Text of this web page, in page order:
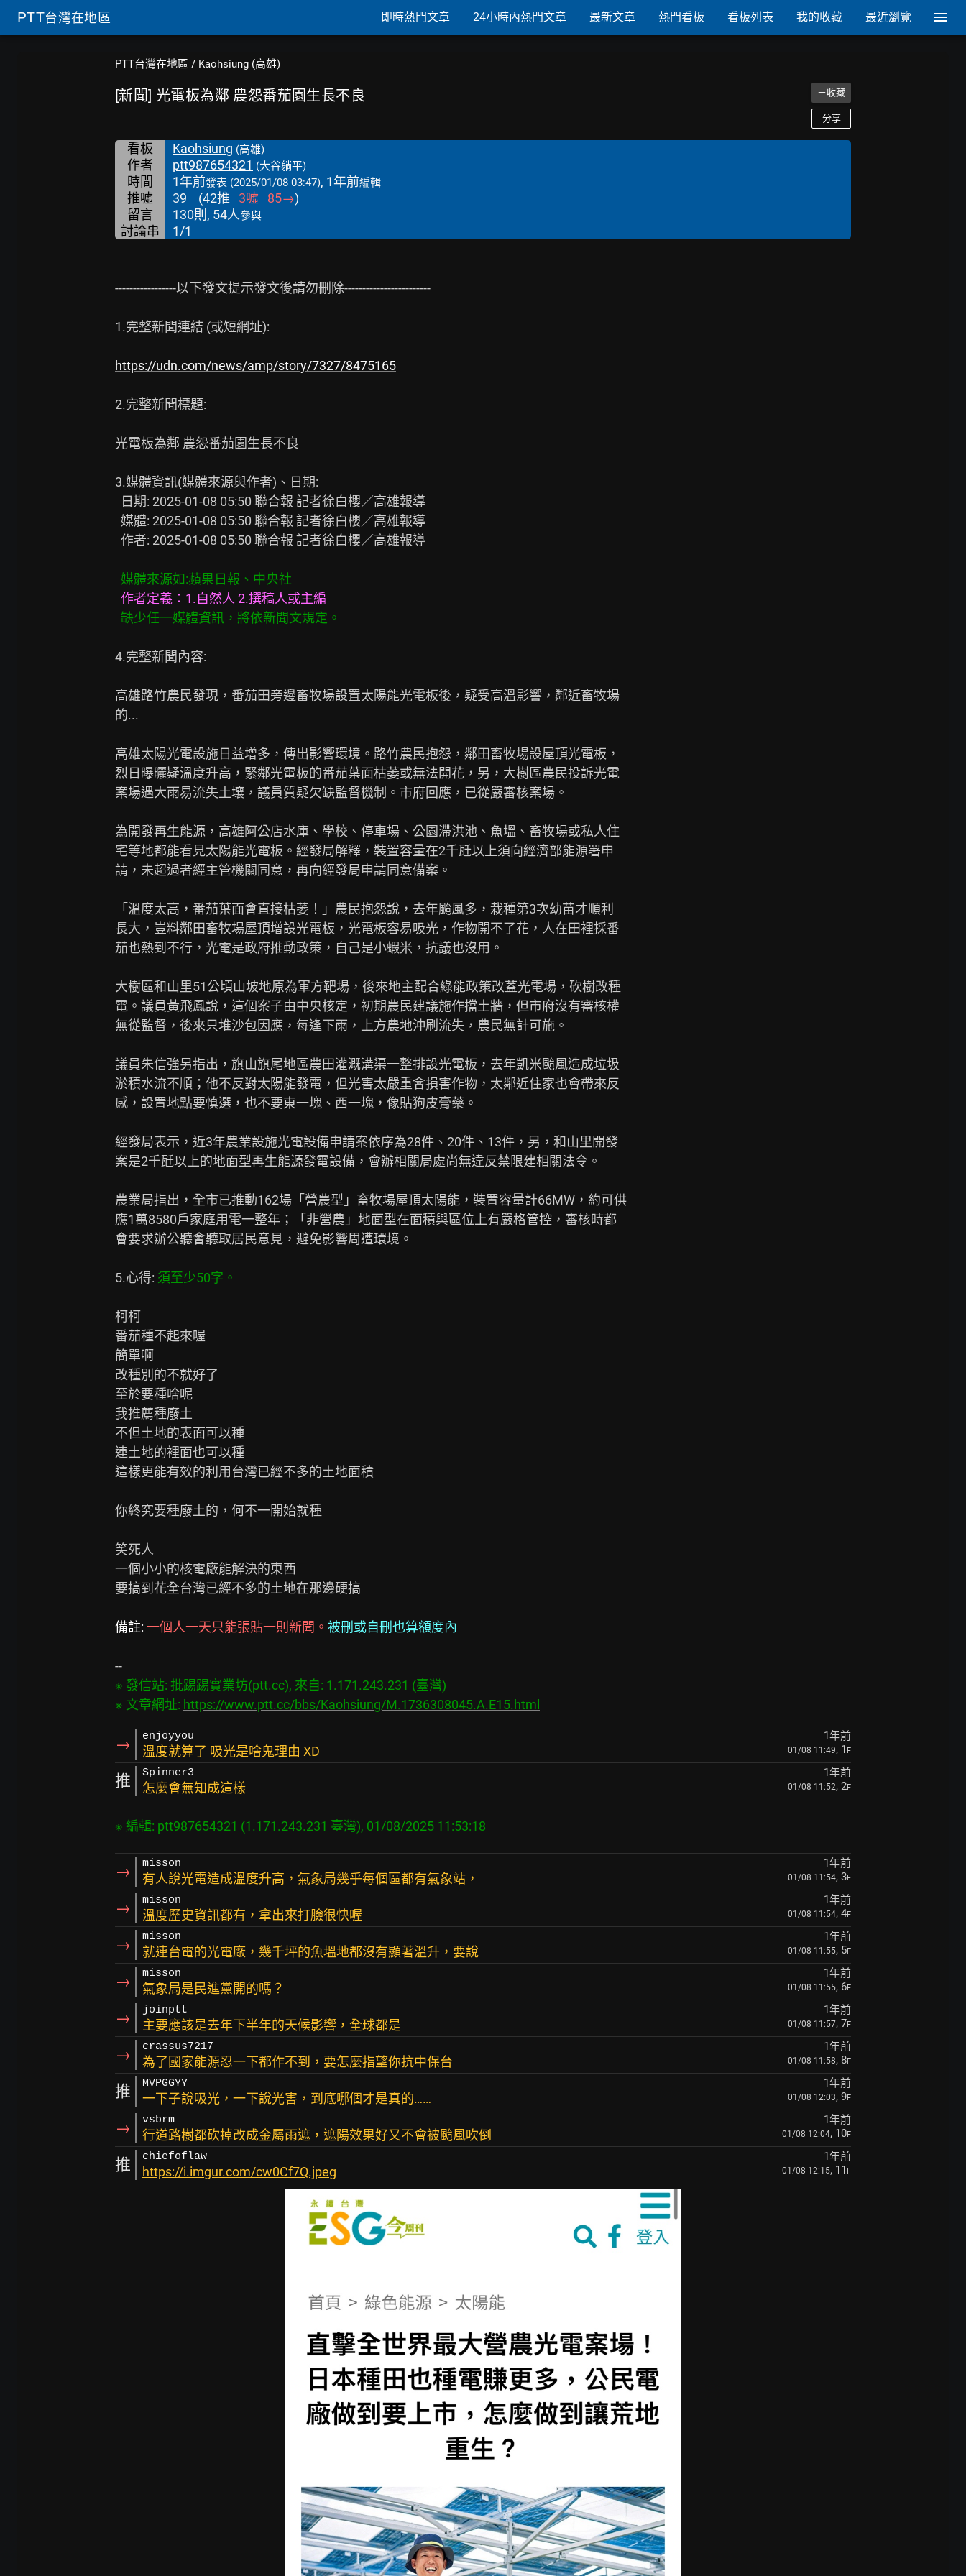
PTT台灣在地區 即時熱門文章 24小時內熱門文章 最新文章 熱門看板 看板列表 我的收藏 最近瀏覽
PTT台灣在地區 / Kaohsiung (高雄)
[新聞] 光電板為鄰 農怨番茄園生長不良 ＋收藏
分享
看板 Kaohsiung (高雄)
作者 ptt987654321 (大谷躺平)
時間 1年前發表 (2025/01/08 03:47), 1年前編輯
推噓 39 (42推 3噓 85→)
留言
130則, 54人參與
討論串 1/1
-----------------以下發文提示發文後請勿刪除------------------------
1.完整新聞連結 (或短網址):
https://udn.com/news/amp/story/7327/8475165
2.完整新聞標題:
光電板為鄰 農怨番茄園生長不良
3.媒體資訊(媒體來源與作者)、日期:
媒體來源如:蘋果日報、中央社
作者定義：1.自然人 2.撰稿人或主編
缺少任一媒體資訊，將依新聞文規定。
4.完整新聞內容:
高雄路竹農民發現，番茄田旁邊畜牧場設置太陽能光電板後，疑受高溫影響，鄰近畜牧場
的...
高雄太陽光電設施日益增多，傳出影響環境。路竹農民抱怨，鄰田畜牧場設屋頂光電板，
烈日曝曬疑溫度升高，緊鄰光電板的番茄葉面枯萎或無法開花，另，大樹區農民投訴光電
案場遇大雨易流失土壤，議員質疑欠缺監督機制。市府回應，已從嚴審核案場。
為開發再生能源，高雄阿公店水庫、學校、停車場、公園滯洪池、魚塭、畜牧場或私人住
宅等地都能看見太陽能光電板。經發局解釋，裝置容量在2千瓩以上須向經濟部能源署申
請，未超過者經主管機關同意，再向經發局申請同意備案。
「溫度太高，番茄葉面會直接枯萎！」農民抱怨說，去年颱風多，栽種第3次幼苗才順利
長大，豈料鄰田畜牧場屋頂增設光電板，光電板容易吸光，作物開不了花，人在田裡採番
茄也熱到不行，光電是政府推動政策，自己是小蝦米，抗議也沒用。
大樹區和山里51公頃山坡地原為軍方靶場，後來地主配合綠能政策改蓋光電場，砍樹改種
電。議員黃飛鳳說，這個案子由中央核定，初期農民建議施作擋土牆，但市府沒有審核權
無從監督，後來只堆沙包因應，每逢下雨，上方農地沖刷流失，農民無計可施。
議員朱信強另指出，旗山旗尾地區農田灌溉溝渠一整排設光電板，去年凱米颱風造成垃圾
淤積水流不順；他不反對太陽能發電，但光害太嚴重會損害作物，太鄰近住家也會帶來反
感，設置地點要慎選，也不要東一塊、西一塊，像貼狗皮膏藥。
經發局表示，近3年農業設施光電設備申請案依序為28件、20件、13件，另，和山里開發
案是2千瓩以上的地面型再生能源發電設備，會辦相關局處尚無違反禁限建相關法令。
農業局指出，全市已推動162場「營農型」畜牧場屋頂太陽能，裝置容量計66MW，約可供
應1萬8580戶家庭用電一整年；「非營農」地面型在面積與區位上有嚴格管控，審核時都
會要求辦公聽會聽取居民意見，避免影響周遭環境。
5.心得: 須至少50字。
柯柯
番茄種不起來喔
簡單啊
改種別的不就好了
至於要種啥呢
我推薦種廢土
不但土地的表面可以種
連土地的裡面也可以種
這樣更能有效的利用台灣已經不多的土地面積
你終究要種廢土的，何不一開始就種
笑死人
一個小小的核電廠能解決的東西
要搞到花全台灣已經不多的土地在那邊硬搞
備註: 一個人一天只能張貼一則新聞。 被刪或自刪也算額度內
※ 發信站: 批踢踢實業坊(ptt.cc), 來自: 1.171.243.231 (臺灣)
※ 文章網址: https://www.ptt.cc/bbs/Kaohsiung/M.1736308045.A.E15.html
→ enjoyyou 1年前
溫度就算了 吸光是啥鬼理由 XD 01/08 11:49, 1 F
推 Spinner3 1年前
怎麼會無知成這樣 01/08 11:52, 2F
→ misson 1年前
有人說光電造成溫度升高，氣象局幾乎每個區都有氣象站， 01/08 11:54, 3F
→ misson 1年前
溫度歷史資訊都有，拿出來打臉很快喔 01/08 11:54, 4F
→ misson 1年前
就連台電的光電廠，幾千坪的魚塭地都沒有顯著溫升，要說 01/08 11:55, 5F
→ misson 1年前
氣象局是民進黨開的嗎？ 01/08 11:55, 6F
→ joinptt 1年前
主要應該是去年下半年的天候影響，全球都是 01/08 11:57, 7F
→ crassus7217 1年前
為了國家能源忍一下都作不到，要怎麼指望你抗中保台 01/08 11:58, 8F
推 MVPGGYY 1年前
一下子說吸光，一下說光害，到底哪個才是真的…… 01/08 12:03, 9F
→ vsbrm 1年前
行道路樹都砍掉改成金屬雨遮，遮陽效果好又不會被颱風吹倒 01/08 12:04, 10F
推 chiefoflaw 1年前
https://i.imgur.com/cw0Cf7Q.jpeg 01/08 12:15, 11 F